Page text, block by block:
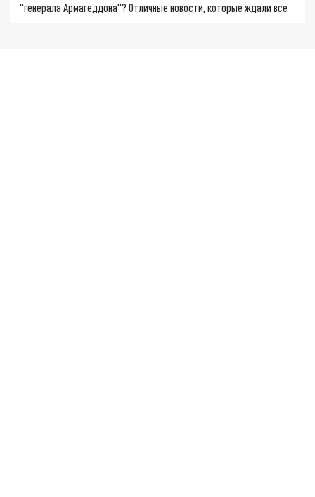
"генерала Армагеддона"? Отличные новости, которые ждали все